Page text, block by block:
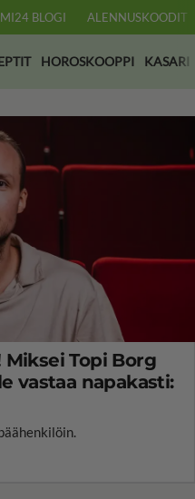
BLOGI ALENNUSKOODIT
HOROSKOOPPI KASARI
Topi Borg
vastaa napakasti: